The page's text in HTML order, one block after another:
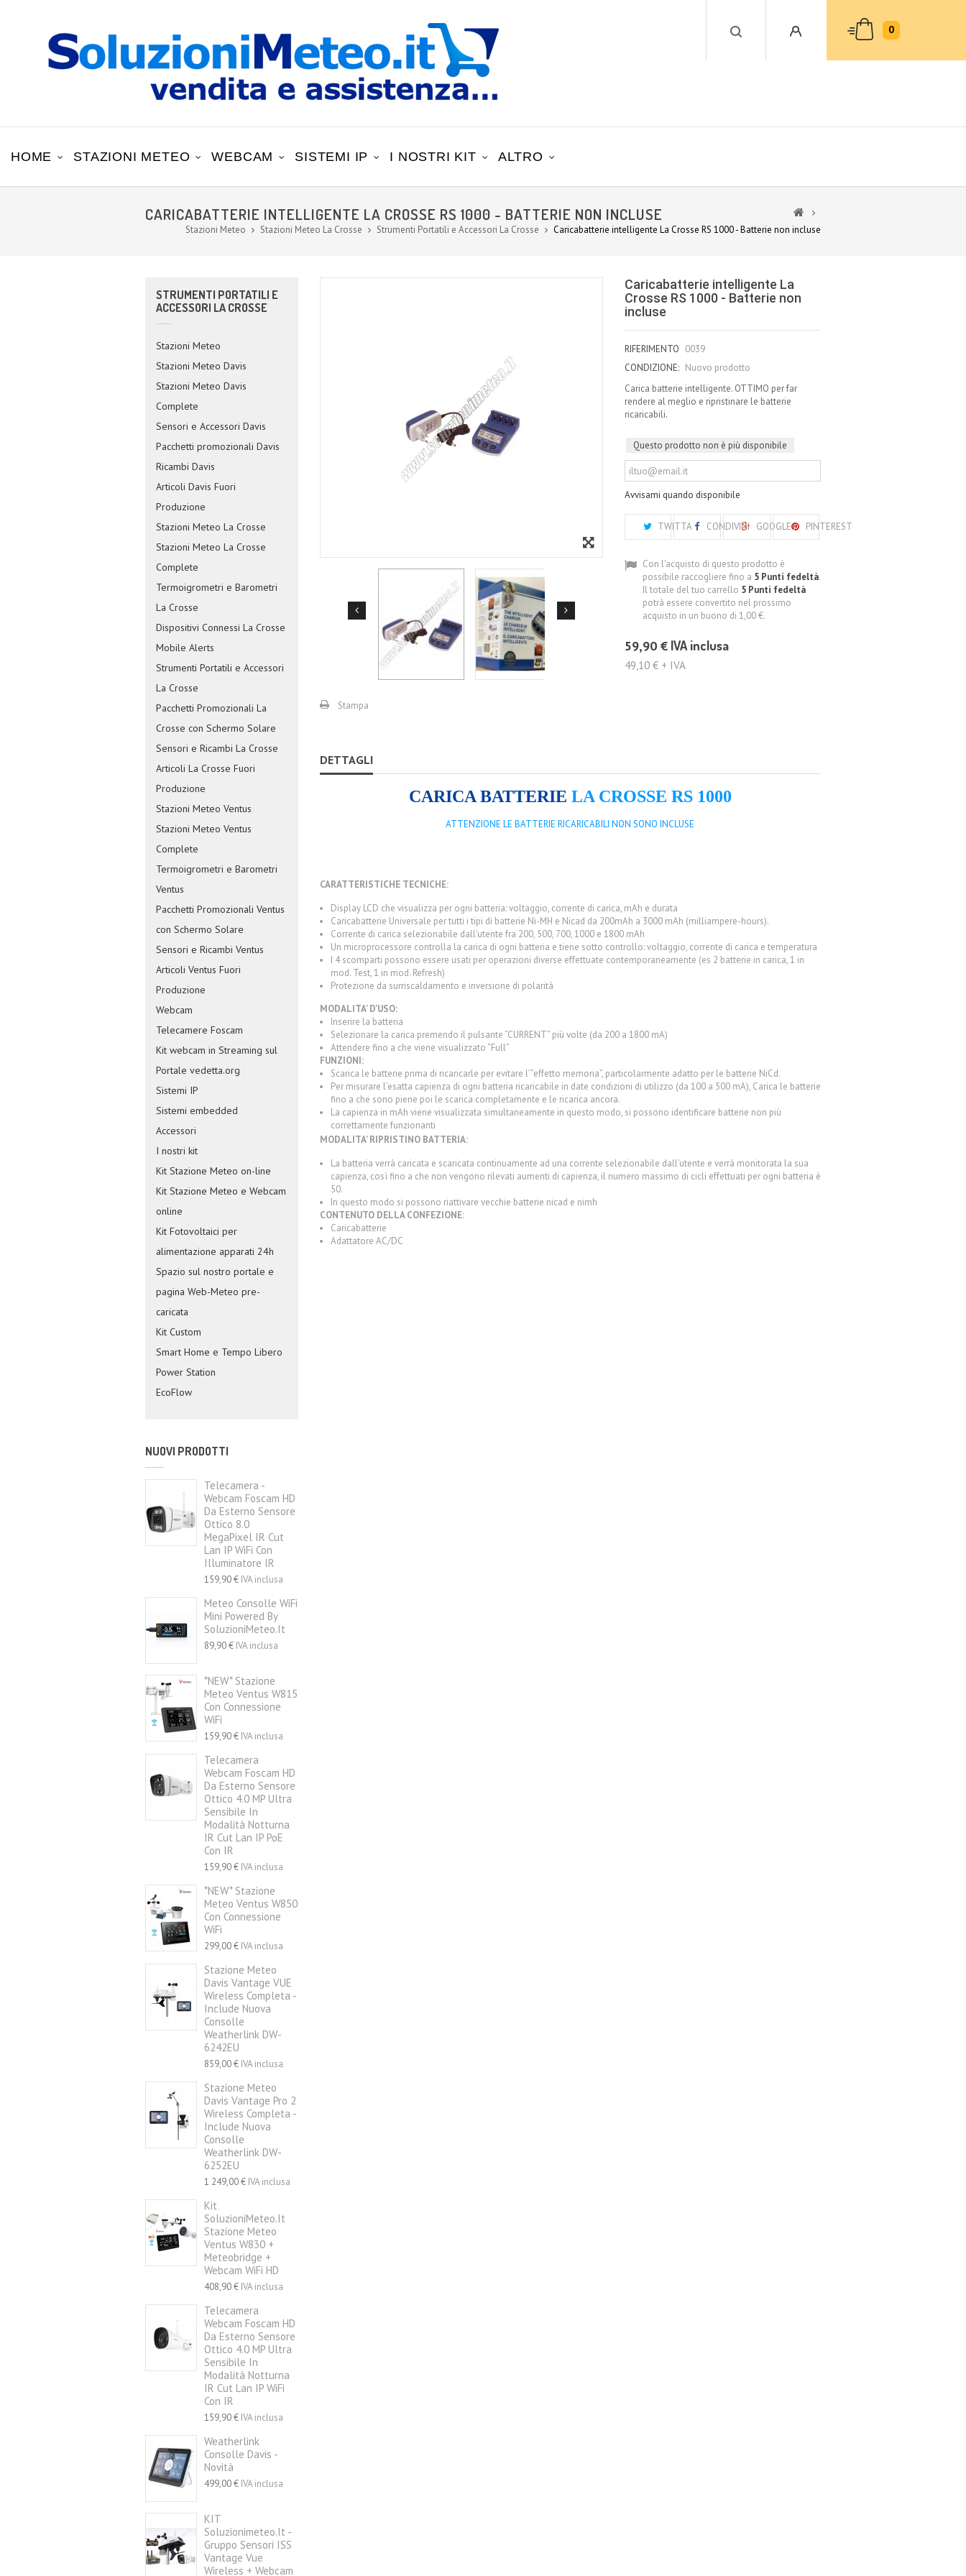
0
HOME STAZIONI METEO WEBCAM SISTEMI IP I NOSTRI KIT ALTRO
CARICABATTERIE INTELLIGENTE LA CROSSE RS 1000 - BATTERIE NON INCLUSE
Stazioni Meteo Stazioni Meteo La Crosse Strumenti Portatili e Accessori La Crosse Caricabatterie intelligente La Crosse RS 1000 - Batterie non incluse
STRUMENTI PORTATILI E
ACCESSORI LA CROSSE
Stazioni Meteo
Stazioni Meteo Davis
Stazioni Meteo Davis
Complete
Sensori e Accessori Davis
Pacchetti promozionali Davis
Ricambi Davis
Articoli Davis Fuori
Produzione
Stazioni Meteo La Crosse
Stazioni Meteo La Crosse
Complete
Termoigrometri e Barometri
La Crosse
Dispositivi Connessi La Crosse
Mobile Alerts
Strumenti Portatili e Accessori
La Crosse
Pacchetti Promozionali La
Crosse con Schermo Solare
Sensori e Ricambi La Crosse
Articoli La Crosse Fuori
Produzione
Stazioni Meteo Ventus
Stazioni Meteo Ventus
Complete
Termoigrometri e Barometri
Ventus
Pacchetti Promozionali Ventus
con Schermo Solare
Sensori e Ricambi Ventus
Articoli Ventus Fuori
Produzione
Webcam
Telecamere Foscam
Kit webcam in Streaming sul
Portale vedetta.org
Sistemi IP
Sistemi embedded
Accessori
I nostri kit
Kit Stazione Meteo on-line
Kit Stazione Meteo e Webcam
online
Kit Fotovoltaici per
alimentazione apparati 24h
Spazio sul nostro portale e
pagina Web-Meteo pre-
caricata
Kit Custom
Smart Home e Tempo Libero
Power Station
EcoFlow
NUOVI PRODOTTI
Telecamera -
Webcam Foscam HD
Da Esterno Sensore
Ottico 8.0
MegaPixel IR Cut
Lan IP WiFi Con
Illuminatore IR
159,90 € IVA inclusa
Meteo Consolle WiFi
Mini Powered By
SoluzioniMeteo.it
89,90 € IVA inclusa
*NEW* Stazione
Meteo Ventus W815
Con Connessione
WiFi
159,90 € IVA inclusa
Telecamera
Webcam Foscam HD
Da Esterno Sensore
Ottico 4.0 MP Ultra
Sensibile In
Modalità Notturna
IR Cut Lan IP PoE
Con IR
159,90 € IVA inclusa
*NEW* Stazione
Meteo Ventus W850
Con Connessione
WiFi
299,00 € IVA inclusa
Stazione Meteo
Davis Vantage VUE
Wireless Completa -
Include Nuova
Consolle
Weatherlink DW-
6242EU
859,00 € IVA inclusa
Stazione Meteo
Davis Vantage Pro 2
Wireless Completa -
Include Nuova
Consolle
Weatherlink DW-
6252EU
1 249,00 € IVA inclusa
Kit
SoluzioniMeteo.it
Stazione Meteo
Ventus W830 +
Meteobridge +
Webcam WiFi HD
408,90 € IVA inclusa
Telecamera
Webcam Foscam HD
Da Esterno Sensore
Ottico 4.0 MP Ultra
Sensibile In
Modalità Notturna
IR Cut Lan IP WiFi
Con IR
159,90 € IVA inclusa
Weatherlink
Consolle Davis -
Novità
499,00 € IVA inclusa
KIT
Soluzionimeteo.it -
Gruppo Sensori ISS
Vantage Vue
Wireless + Webcam
Stampa
Caricabatterie intelligente La
Crosse RS 1000 - Batterie non
incluse
RIFERIMENTO 0039
CONDIZIONE: Nuovo prodotto
Carica batterie intelligente. OTTIMO per far
rendere al meglio e ripristinare le batterie
ricaricabili.
Questo prodotto non è più disponibile
Avvisami quando disponibile
TWITTA CONDIVIDI GOOGLE+ PINTEREST
Con l'acquisto di questo prodotto è
possibile raccogliere fino a 5Punti fedeltà.
Il totale del tuo carrello 5Punti fedeltà
potrà essere convertito nel prossimo
acquisto in un buono di 1,00 €.
59,90 €IVA inclusa
49,10 € + IVA
DETTAGLI
CARICA BATTERIE LA CROSSE RS 1000
ATTENZIONE LE BATTERIE RICARICABILI NON SONO INCLUSE
CARATTERISTICHE TECNICHE:
Display LCD che visualizza per ogni batteria: voltaggio, corrente di carica, mAh e durata
Caricabatterie Universale per tutti i tipi di batterie Ni-MH e Nicad da 200mAh a 3000 mAh (milliampere-hours).
Corrente di carica selezionabile dall’utente fra 200, 500, 700, 1000 e 1800 mAh
Un microprocessore controlla la carica di ogni batteria e tiene sotto controllo: voltaggio, corrente di carica e temperatura
I 4 scomparti possono essere usati per operazioni diverse effettuate contemporaneamente (es 2 batterie in carica, 1 in
mod. Test, 1 in mod. Refresh)
Protezione da surriscaldamento e inversione di polarità
MODALITA' D'USO:
Inserire la batteria
Selezionare la carica premendo il pulsante “CURRENT” più volte (da 200 a 1800 mA)
Attendere fino a che viene visualizzato “Full”
FUNZIONI:
Scarica le batterie prima di ricaricarle per evitare l’”effetto memoria”, particolarmente adatto per le batterie NiCd.
Per misurare l’esatta capienza di ogni batteria ricaricabile in date condizioni di utilizzo (da 100 a 500 mA), Carica le batterie
fino a che sono piene poi le scarica completamente e le ricarica ancora.
La capienza in mAh viene visualizzata simultaneamente in questo modo, si possono identificare batterie non più
correttamente funzionanti
MODALITA' RIPRISTINO BATTERIA:
La batteria verrà caricata e scaricata continuamente ad una corrente selezionabile dall’utente e verrà monitorata la sua
capienza, così fino a che non vengono rilevati aumenti di capienza, il numero massimo di cicli effettuati per ogni batteria è
50.
In questo modo si possono riattivare vecchie batterie nicad e nimh
CONTENUTO DELLA CONFEZIONE:
Caricabatterie
Adattatore AC/DC